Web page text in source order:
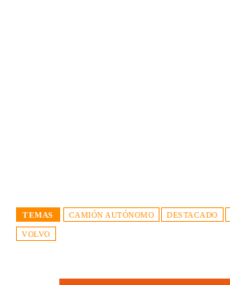
TEMAS CAMIÓN AUTÓNOMO DESTACADO
VOLVO